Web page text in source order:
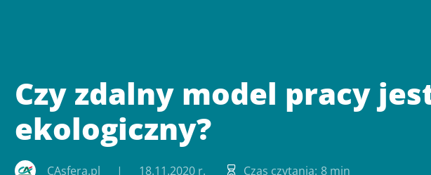
Czy zdalny model pracy
ekologiczny?
CAsfera.pl 18.11.2020 r. Czas czytania: 8 min